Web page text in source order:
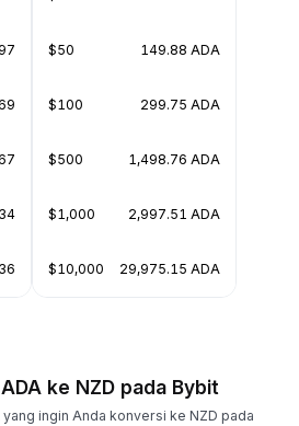
$50 149.88 ADA
$100 299.75 ADA
$500 1,498.76 ADA
$1,000 2,997.51 ADA
$10,000 29,975.15 ADA
ke NZD pada Bybit
ingin Anda konversi ke NZD pada